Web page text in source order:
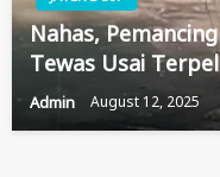
Nahas,
Tewas Usai
Admin August 12, 2025